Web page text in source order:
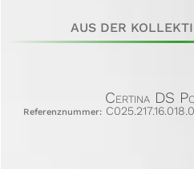
AUS DER
Certina DS
Referenznummer: